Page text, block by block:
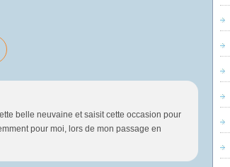
belle neuvaine et saisit cette occasion pour
pour moi, lors de mon passage en